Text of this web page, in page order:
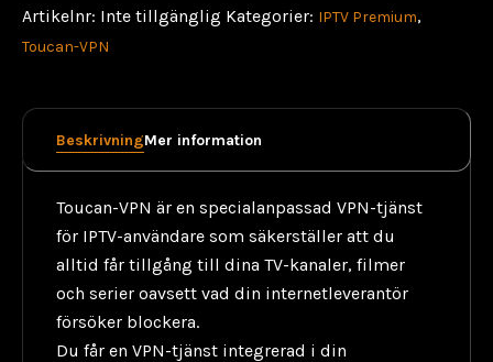
Artikelnr: Inte tillgänglig Kategorier: IPTV Premium,
Toucan-VPN
BeskrivningMer information
Toucan-VPN är en specialanpassad VPN-tjänst
för IPTV-användare som säkerställer att du
alltid får tillgång till dina TV-kanaler, filmer
och serier oavsett vad din internetleverantör
försöker blockera.
Du får en VPN-tjänst integrerad i din